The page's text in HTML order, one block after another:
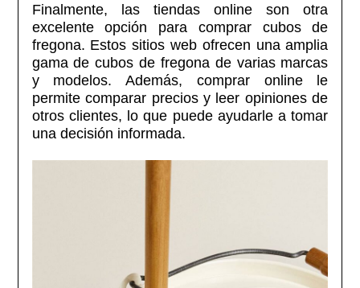
Finalmente, las tiendas online son otra
excelente opción para comprar cubos de
fregona. Estos sitios web ofrecen una amplia
gama de cubos de fregona de varias marcas
y modelos. Además, comprar online le
permite comparar precios y leer opiniones de
otros clientes, lo que puede ayudarle a tomar
una decisión informada.